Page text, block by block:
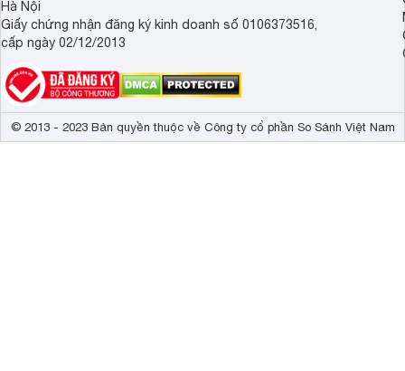
Hà Nội
Giấy chứng nhận đăng ký kinh doanh số 0106373516,
cấp ngày 02/12/2013
© 2013 - 2023 Bản quyền thuộc về Công ty cổ phần So Sánh Việt Nam